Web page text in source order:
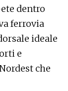
dentro
ferrovia
ideale
e
che